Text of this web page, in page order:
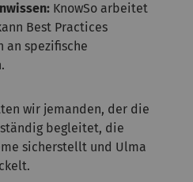
KnowSo arbeitet
Best Practices
an spezifische
wir jemanden, der die
begleitet, die
sicherstellt und Ulma